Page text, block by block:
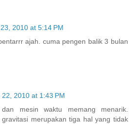
2010 at 5:14 PM
ajah. cuma pengen balik 3 bulan
22, 2010 at 1:43 PM
mesin waktu memang menarik.
merupakan tiga hal yang tidak